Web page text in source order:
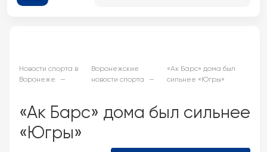
Новости спорта в
Воронеже
Воронежские
новости спорта
«Ак Барс» дома был
сильнее «Югры»
«Ак Барс» дома был сильнее
«Югры»